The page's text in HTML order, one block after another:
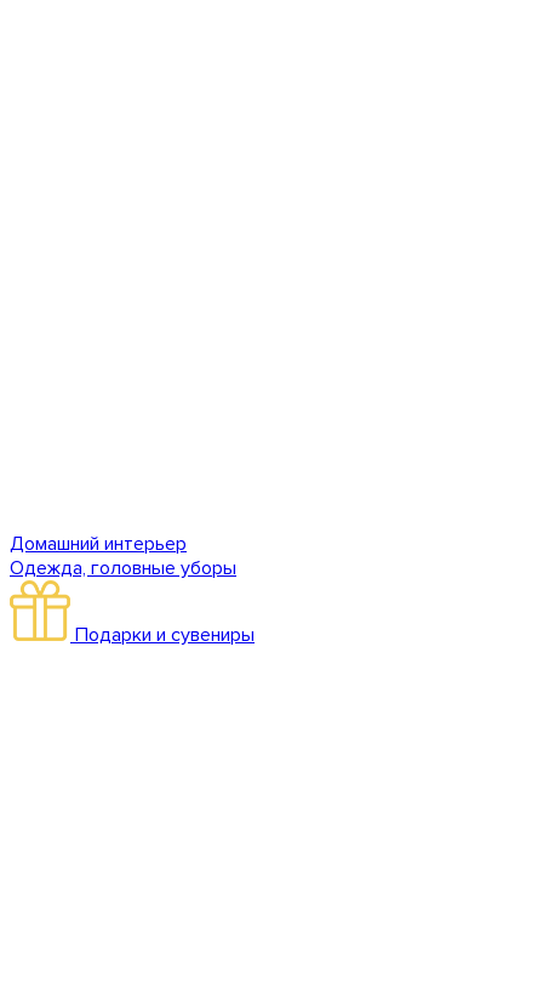
Домашний интерьер
Одежда, головные уборы
Подарки и сувениры